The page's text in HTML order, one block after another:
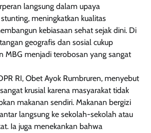
langsung dalam upaya
meningkatkan kualitas
kebiasaan sehat sejak dini. Di
geografis dan sosial cukup
MBG menjadi terobosan yang sangat
RI, Obet Ayok Rumbruren, menyebut
krusial karena masyarakat tidak
makanan sendiri. Makanan bergizi
langsung ke sekolah-sekolah atau
Ia juga menekankan bahwa